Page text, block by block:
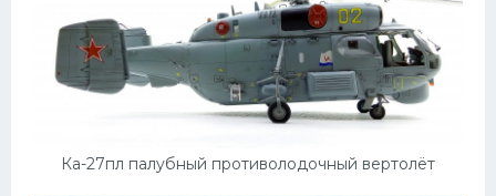
Ка-27пл палубный противолодочный вертолёт